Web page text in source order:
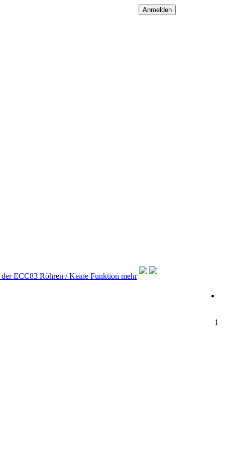
ECC83 Röhren / Keine Funktion mehr
1